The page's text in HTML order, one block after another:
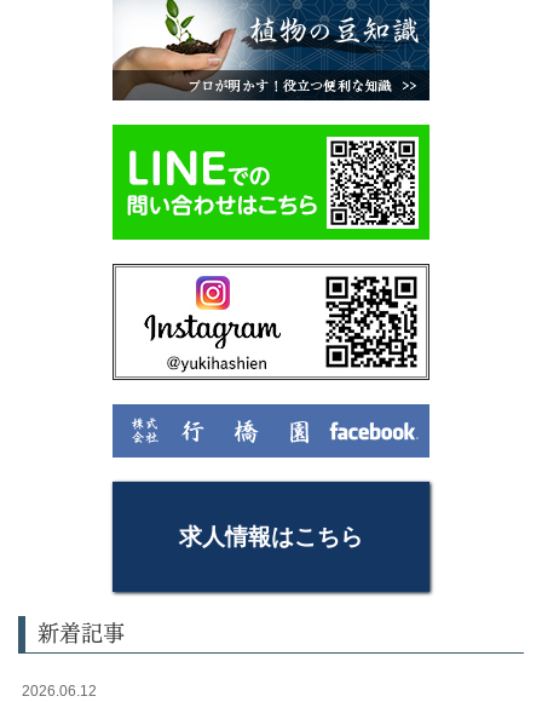
求人情報はこちら
新着記事
2026.06.12